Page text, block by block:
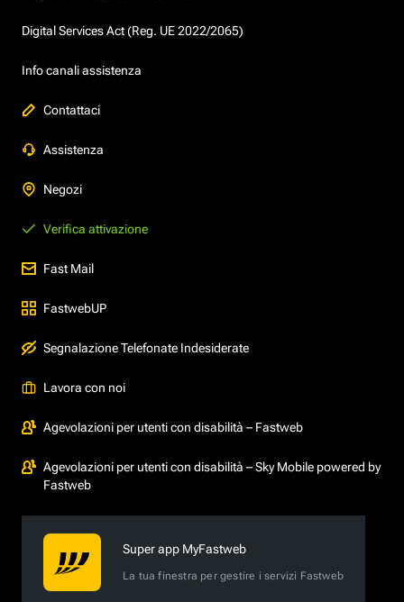
Digital Services Act (Reg. UE 2022/2065)
Info canali assistenza
Contattaci
Assistenza
Negozi
Verifica attivazione
Fast Mail
FastwebUP
Segnalazione Telefonate Indesiderate
Lavora con noi
Agevolazioni per utenti con disabilità – Fastweb
Agevolazioni per utenti con disabilità – Sky Mobile powered by
Fastweb
Super app MyFastweb
La tua finestra per gestire i servizi Fastweb